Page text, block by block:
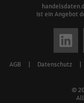
ist ein Angebot
©
Footer
AGB Datenschutz